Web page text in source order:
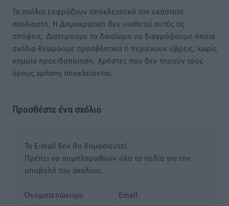
Τα σχόλια εκφράζουν αποκλειστικά τον εκάστοτε
σχολιαστή. Η Δημοκρατική δεν υιοθετεί αυτές τις
απόψεις. Διατηρούμε το δικαίωμα να διαγράψουμε όποια
σχόλια θεωρούμε προσβλητικά ή περιέχουν ύβρεις, χωρίς
καμμία προειδοποίηση. Χρήστες που δεν τηρούν τους
όρους χρήσης αποκλείονται.
Προσθέστε ένα σχόλιο
Το E-mail δεν θα δημοσιευτεί.
Πρέπει να συμπληρωθούν όλα τα πεδία για την
υποβολή του σχολίου.
Όνοματεπώνυμο Email